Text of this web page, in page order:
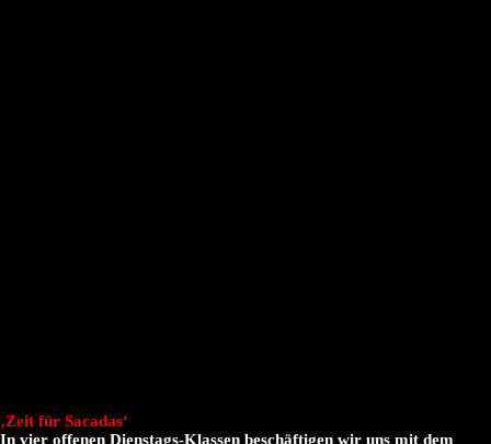
‚Zeit für Sacadas‘
In vier offenen Dienstags-Klassen beschäftigen wir uns mit dem